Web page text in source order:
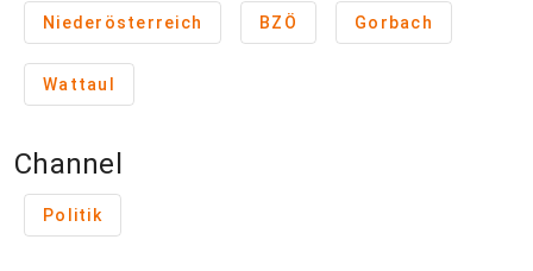
Niederösterreich BZÖ Gorbach
Wattaul
Channel
Politik